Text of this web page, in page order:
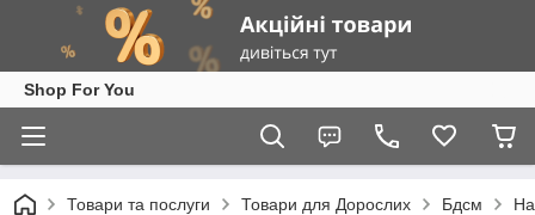
Shop For You
Товари та послуги Товари для Дорослих Бдсм